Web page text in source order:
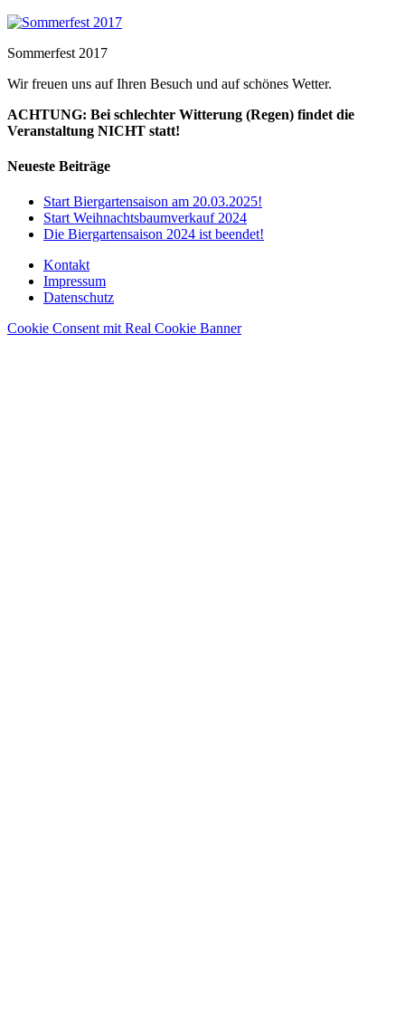
Sommerfest 2017
Wir freuen uns auf Ihren Besuch und auf schönes Wetter.
ACHTUNG: Bei schlechter Witterung (Regen) findet die
Veranstaltung NICHT statt!
Neueste Beiträge
Start Biergartensaison am 20.03.2025!
Start Weihnachtsbaumverkauf 2024
Die Biergartensaison 2024 ist beendet!
Kontakt
Impressum
Datenschutz
Cookie Consent mit Real Cookie Banner